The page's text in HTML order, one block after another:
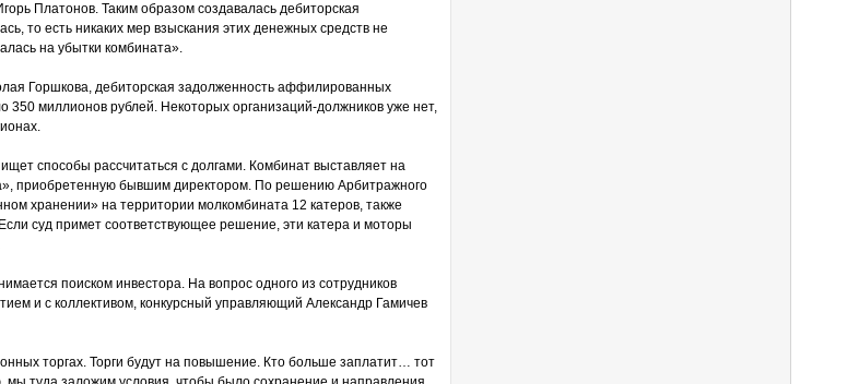
Платонов. Таким образом создавалась дебиторская
то есть никаких мер взыскания этих денежных средств не
на убытки комбината».
Горшкова, дебиторская задолженность аффилированных
350 миллионов рублей. Некоторых организаций-должников уже нет,
способы рассчитаться с долгами. Комбинат выставляет на
приобретенную бывшим директором. По решению Арбитражного
хранении» на территории молкомбината 12 катеров, также
суд примет соответствующее решение, эти катера и моторы
поиском инвестора. На вопрос одного из сотрудников
и с коллективом, конкурсный управляющий Александр Гамичев
торгах. Торги будут на повышение. Кто больше заплатит… тот